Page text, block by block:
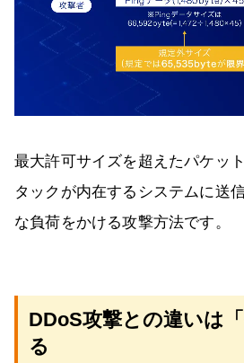
最大許可サイズを超えたパケッ
タックが内在するシステムに送
な負荷をかける攻撃方法です。
DDoS攻撃との違いは
る